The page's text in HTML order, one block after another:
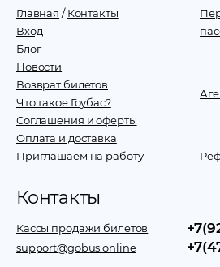
Главная /Контакты
Вход
Блог
Новости
Возврат билетов
Что такое Гоубас?
Соглашения и оферты
Оплата и доставка
Приглашаем на работу
Контакты
Кассы продажи билетов
support@gobus.online